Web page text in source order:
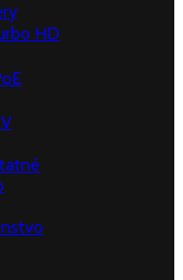
HD